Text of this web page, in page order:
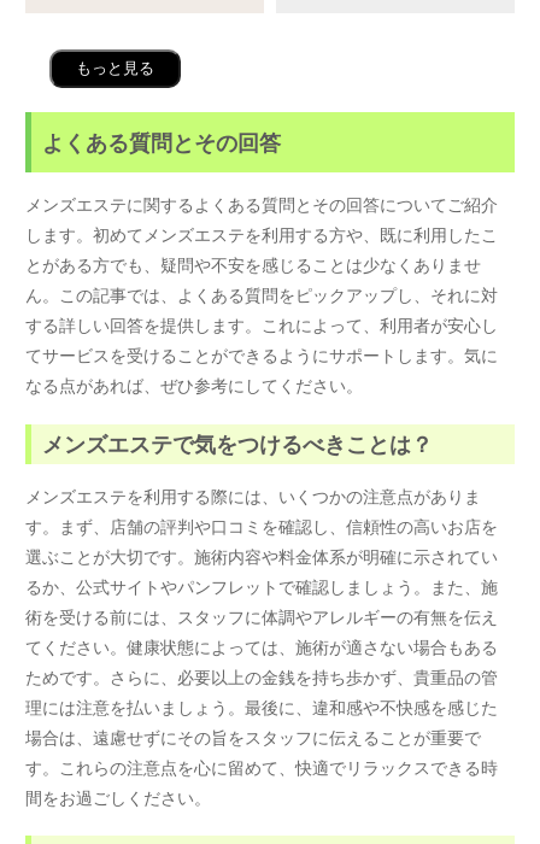
もっと見る
よくある質問とその回答
メンズエステに関するよくある質問とその回答についてご紹介
します。初めてメンズエステを利用する方や、既に利用したこ
とがある方でも、疑問や不安を感じることは少なくありませ
ん。この記事では、よくある質問をピックアップし、それに対
する詳しい回答を提供します。これによって、利用者が安心し
てサービスを受けることができるようにサポートします。気に
なる点があれば、ぜひ参考にしてください。
メンズエステで気をつけるべきことは？
メンズエステを利用する際には、いくつかの注意点がありま
す。まず、店舗の評判や口コミを確認し、信頼性の高いお店を
選ぶことが大切です。施術内容や料金体系が明確に示されてい
るか、公式サイトやパンフレットで確認しましょう。また、施
術を受ける前には、スタッフに体調やアレルギーの有無を伝え
てください。健康状態によっては、施術が適さない場合もある
ためです。さらに、必要以上の金銭を持ち歩かず、貴重品の管
理には注意を払いましょう。最後に、違和感や不快感を感じた
場合は、遠慮せずにその旨をスタッフに伝えることが重要で
す。これらの注意点を心に留めて、快適でリラックスできる時
間をお過ごしください。